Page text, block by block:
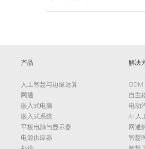
产品
人工智慧与边缘运算
网通
嵌入式电脑
嵌入式系统
平板电脑与显示器
电源供应器
解决
ODM
自主
电动
AI 人
网通
智慧